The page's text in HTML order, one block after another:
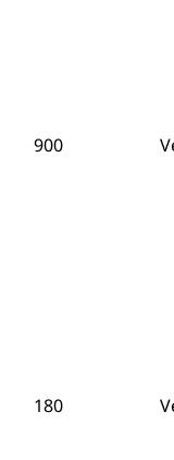
900
180